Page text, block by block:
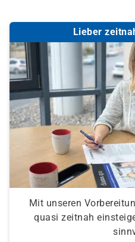
Lieber
Mit unseren
quasi zeitnah